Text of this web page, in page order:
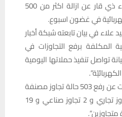
اعلنت مديرية توزيع كهرباء ذي قار عن ازالة اكثر من 500
في غضون اسبوع.
علاء في بيان تابعته شبكة أخبار
المكلفة برفع التجاوزات في
تواصل تنفيذ حملاتها اليومية
واضاف، ان الحملات اسفرت عن رفع 503 حالة تجاوز مصنفة
31 تجاوز منزلي و 253 تجاوز تجاري و 2 تجاوز صناعي و 19